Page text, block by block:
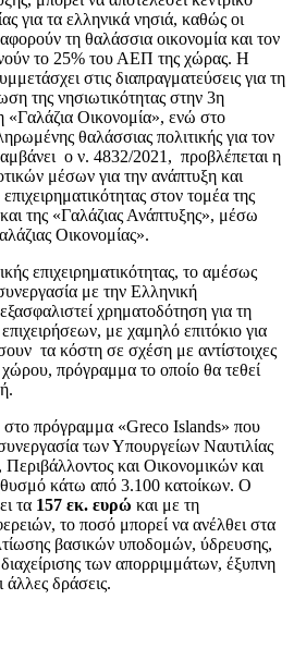
για τα ελληνικά νησιά, καθώς οι
τη θαλάσσια οικονομία και τον
το 25% του ΑΕΠ της χώρας. Η
στις διαπραγματεύσεις για τη
της νησιωτικότητας στην 3η
«Γαλάζια Οικονομία», ενώ στο
θαλάσσιας πολιτικής για τον
ο ν. 4832/2021, προβλέπεται η
μέσων για την ανάπτυξη και
στον τομέα της
της «Γαλάζιας Ανάπτυξης», μέσω
Οικονομίας».
επιχειρηματικότητας, το αμέσως
με την Ελληνική
χρηματοδότηση για τη
με χαμηλό επιτόκιο για
τα κόστη σε σχέση με αντίστοιχες
χώρου, πρόγραμμα το οποίο θα τεθεί
πρόγραμμα «Greco Islands» που
των Υπουργείων Ναυτιλίας
Περιβάλλοντος και Οικονομικών και
κάτω από 3.100 κατοίκων. Ο
τα 157 εκ. ευρώ και με τη
το ποσό μπορεί να ανέλθει στα
βασικών υποδομών, ύδρευσης,
των απορριμμάτων, έξυπνη
άλλες δράσεις.